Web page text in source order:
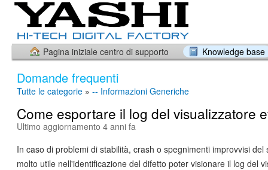
Pagina iniziale centro di supporto Knowledge base
Domande frequenti
Tutte le categorie » -- Informazioni Generiche
Come esportare il log del visualizzatore
Ultimo aggiornamento 4 anni fa
In caso di problemi di stabilità, crash o spegnimenti improvvisi del
molto utile nell'identificazione del difetto poter visionare il log del